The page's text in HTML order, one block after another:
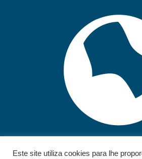
Este site utiliza cookies para lhe